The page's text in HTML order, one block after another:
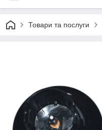
Товари та послуги